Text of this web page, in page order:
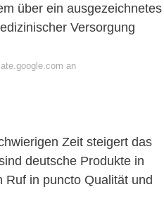
über ein ausgezeichnetes
Versorgung
an
Zeit steigert das
deutsche Produkte in
Ruf in puncto Qualität und